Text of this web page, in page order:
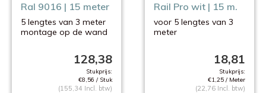
Ral 9016 | 15 meter
5 lengtes van 3 meter
montage op de wand
128,38
Stukprijs:
€8,56 / Stuk
(155,34 Incl. btw)
Rail Pro wit | 15 m.
voor 5 lengtes van 3
meter
18,81
Stukprijs:
€1,25 / Meter
(22,76 Incl. btw)